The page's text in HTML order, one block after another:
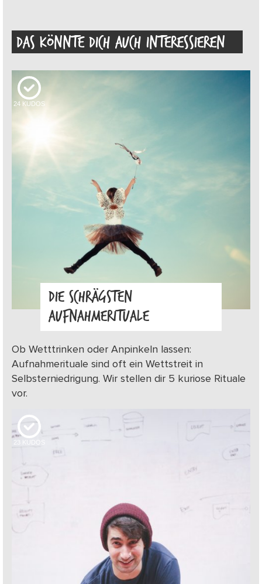
DAS KÖNNTE DICH AUCH INTERESSIEREN
24 KUDOS
DIE SCHRÄGSTEN
AUFNAHMERITUALE
Ob Wetttrinken oder Anpinkeln lassen:
Aufnahmerituale sind oft ein Wettstreit in
Selbsterniedrigung. Wir stellen dir 5 kuriose Rituale
vor.
23 KUDOS